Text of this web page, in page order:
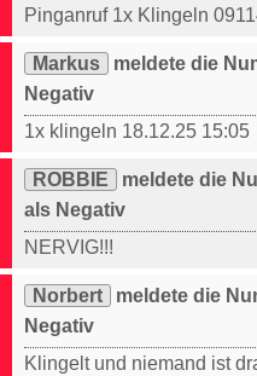
Pinganruf 1x Klingeln
Markus
meldete die
Negativ
1x klingeln 18.12.25 15:05
ROBBIE
meldete die
als Negativ
NERVIG!!!
Norbert
meldete die
Negativ
Klingelt und niemand ist